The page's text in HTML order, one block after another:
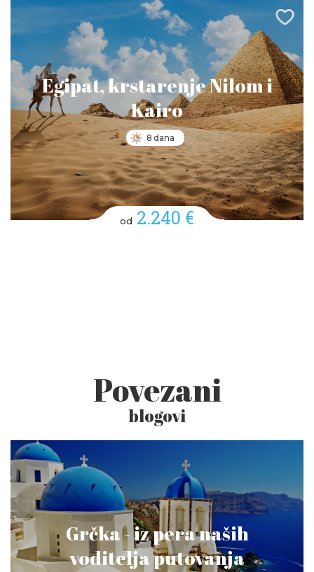
Egipat, krstarenje Nilom i
Kairo
8 dana
od 2.240 €
Povezani
blogovi
Grčka - iz pera naših
voditelja putovanja